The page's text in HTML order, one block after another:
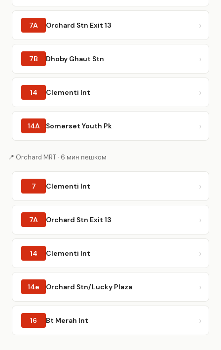
7A Orchard Stn Exit 13
7B Dhoby Ghaut Stn
14 Clementi Int
14A Somerset Youth Pk
📍 Orchard MRT · 6 мин пешком
7 Clementi Int
7A Orchard Stn Exit 13
14 Clementi Int
14e Orchard Stn/Lucky Plaza
16 Bt Merah Int